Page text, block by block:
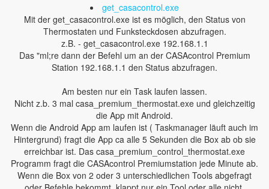
get_casacontrol.exe
Mit der get_casacontrol.exe ist es möglich, den Status von
Thermostaten und Funksteckdosen abzufragen.
z.B. - get_casacontrol.exe 192.168.1.1
Das "ml;re dann der Befehl um an der CASAcontrol Premium
Station 192.168.1.1 den Status abzufragen.
Am besten nur ein Task laufen lassen.
Nicht z.b. 3 mal casa_premium_thermostat.exe und gleichzeitig
die App mit Android.
Wenn die Android App am laufen ist ( Taskmanager läuft auch im
Hintergrund) fragt die App ca alle 5 Sekunden die Box ab ob sie
erreichbar ist. Das casa_premium_control_thermostat.exe
Programm fragt die CASAcontrol Premiumstation jede Minute ab.
Wenn die Box von 2 oder 3 unterschiedlichen Tools abgefragt